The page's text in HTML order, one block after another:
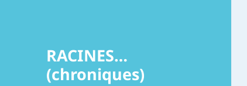
RACINES…
(chroniques)